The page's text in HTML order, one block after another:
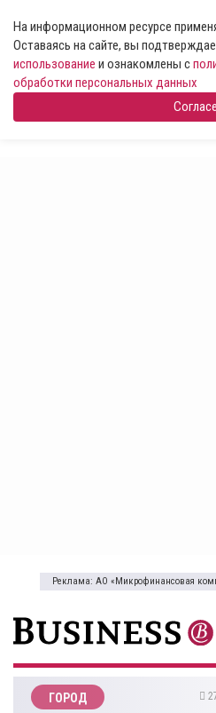
На информационном ресурсе
Оставаясь на сайте, вы
использование и ознакомлены с
обработки персональных данных
Реклама: АО «Микрофинансовая
ГОРОД